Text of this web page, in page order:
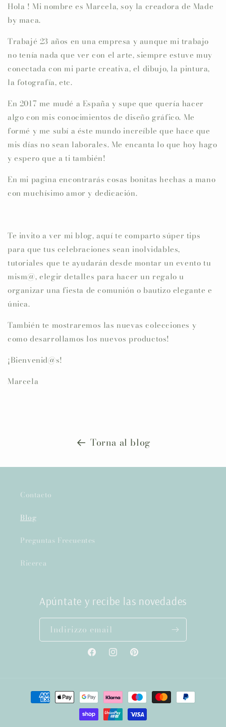
Hola ! Mi nombre es Marcela, soy la creadora de Made
by maca.
Trabajé 23 años en una empresa y aunque mi trabajo
no tenía nada que ver con el arte, siempre estuve muy
conectada con mi parte creativa, el dibujo, la pintura,
la fotografía, etc.
En 2017 me mudé a España y supe que quería hacer
algo con mis conocimientos de diseño gráfico. Me
formé y me subí a éste mundo increíble que hace que
mis días no sean laborales. Me encanta lo que hoy hago
y espero que a ti también!
En mi pagina encontrarás cosas bonitas hechas a mano
con muchísimo amor y dedicación.
Te invito a ver mi blog, aquí te comparto súper tips
para que tus celebraciones sean inolvidables,
tutoriales que te ayudarán desde montar un evento tu
mism@, elegir detalles para hacer un regalo u
organizar una fiesta de comunión o bautizo elegante e
única.
También te mostraremos las nuevas colecciones y
como desarrollamos los nuevos productos!
¡Bienvenid@s!
Marcela
Torna al blog
Contacto
Blog
Preguntas Frecuentes
Ricerca
Apúntate y recibe las novedades
Indirizzo email
FacebookInstagramPinterest
Metodi